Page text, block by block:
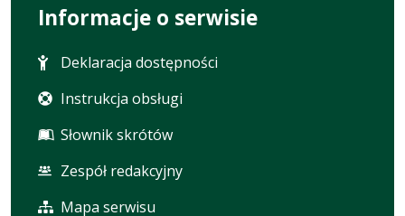
Informacje o serwisie
Deklaracja dostępności
Instrukcja obsługi
Słownik skrótów
Zespół redakcyjny
Mapa serwisu